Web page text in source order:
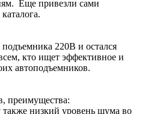
Еще привезли сами
220В и остался
кто ищет эффективное и
автоподъемников.
преимущества:
низкий уровень шума во